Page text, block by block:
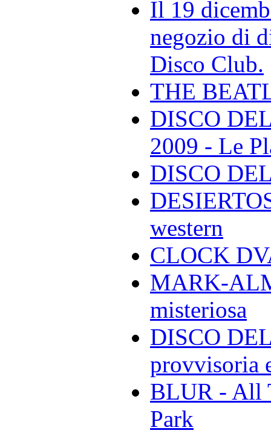
Il 19
negozio di
Disco Club.
THE
DISCO
2009 - Le
DISCO
western
CLOCK
MARK-
misteriosa
DISCO
provvisoria
BLUR - All
Park